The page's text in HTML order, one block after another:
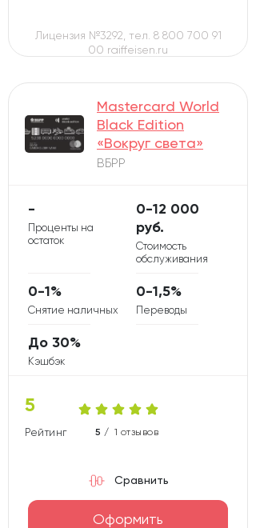
Лицензия №3292, тел. 8 800 700 91
00 raiffeisen.ru
Mastercard World
Black Edition
«Вокруг света»
ВБРР
5
Рейтинг карты5 / 1 отзывов
Проценты на
остаток
-
Стоимость
обслуживания
0-12 000
руб.
Снятие наличных
0-1%
Переводы
0-1,5%
Кэшбэк
До 30%
Оформить
Сравнить